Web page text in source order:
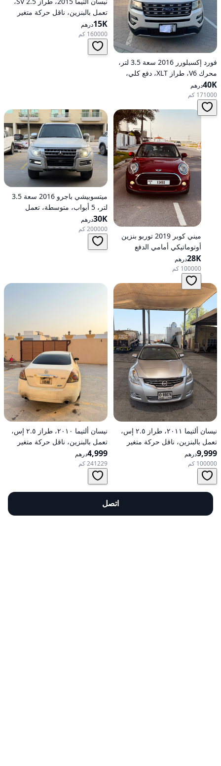
اتصل
فورد إكسبلورر 2016 سعة 3.5 لتر،
محرك V6، طراز XLT، دفع كلي،
خيارات متوسطة، تعمل بالبنزين،
أوتوماتيكية، دفع كلي
40Kدرهم
171000 كم
تعمل بالبنزين، ناقل حركة متغير
مستمر (CVT)، دفع أمامي
15Kدرهم
160000 كم
ميني كوبر 2019 توربو بنزين
أوتوماتيكي أمامي الدفع
28Kدرهم
100000 كم
ميتسوبيشي باجرو 2016 سعة 3.5
لتر، 5 أبواب، متوسطة، تعمل
بالبنزين، أوتوماتيكية، دفع رباعي
30Kدرهم
200000 كم
نيسان ألتيما ٢٠١١، طراز ٢.٥ إس،
تعمل بالبنزين، ناقل حركة متغير
مستمر (CVT)، دفع أمامي
9,999درهم
100000 كم
نيسان ألتيما ٢٠١٠، طراز ٢.٥ إس،
تعمل بالبنزين، ناقل حركة متغير
مستمر (CVT)، دفع أمامي
4,999درهم
241229 كم